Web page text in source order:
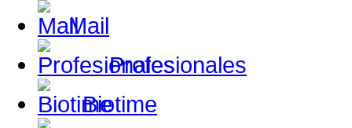
Mail
Profesionales
Biotime